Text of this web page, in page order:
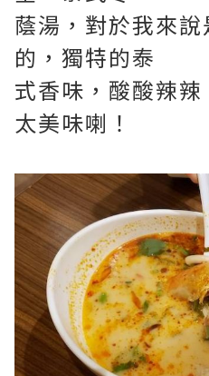
蔭湯，對於我來
的，獨特的泰
式香味，酸酸辣辣
太美味喇！